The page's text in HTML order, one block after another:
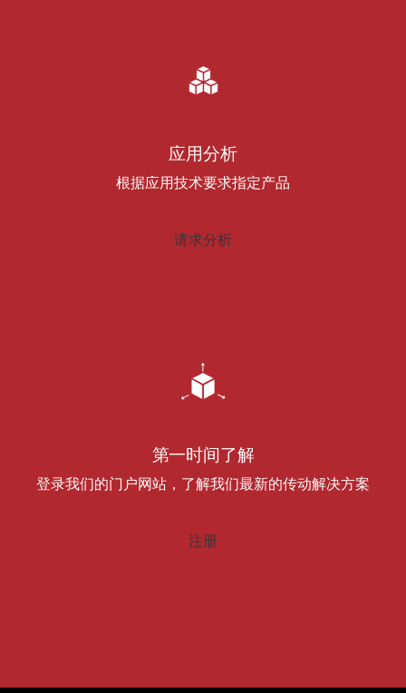
应用分析
根据应用技术要求指定产品
请求分析
第一时间了解
登录我们的门户网站，了解我们最新的传动解决方案
注册